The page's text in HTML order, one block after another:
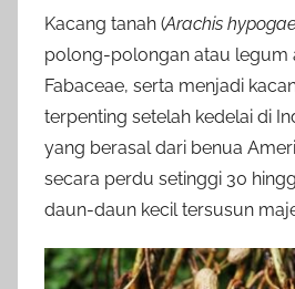
Kacang tanah (Arachis
polong-polongan atau legum
Fabaceae, serta menjadi
terpenting setelah kedelai di
yang berasal dari benua
secara perdu setinggi 30
daun-daun kecil tersusun